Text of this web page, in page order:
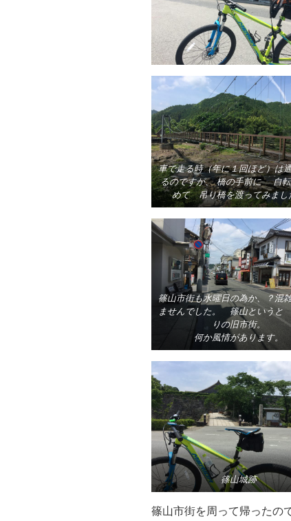
車で走る時（年に１回ほど）は
るのですが、橋の手前に自転
めて 吊り橋を渡ってみまし
篠山市街も水曜日の為か、？混
ませんでした。 篠山というと
りの旧市街。
何か風情があります。
篠山城跡
篠山市街を周って帰った